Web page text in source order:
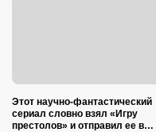
Этот научно-фантастический
сериал словно взял «Игру
престолов» и отправил ее в